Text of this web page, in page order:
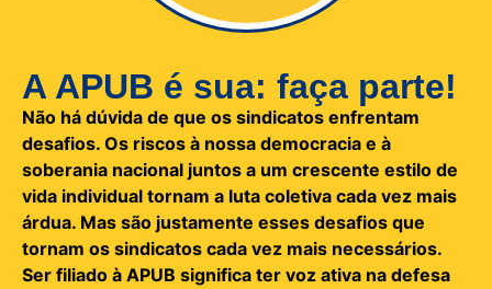
A APUB é sua: faça parte!
Não há dúvida de que os sindicatos enfrentam
desafios. Os riscos à nossa democracia e à
soberania nacional juntos a um crescente estilo de
vida individual tornam a luta coletiva cada vez mais
árdua. Mas são justamente esses desafios que
tornam os sindicatos cada vez mais necessários.
Ser filiado à APUB significa ter voz ativa na defesa